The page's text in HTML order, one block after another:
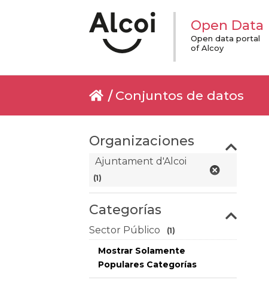
Open Data
Open data portal
of Alcoy
Conjuntos de datos
Organizaciones
Ajuntament d'Alcoi
(1)
Categorías
Sector Público (1)
Mostrar Solamente
Populares Categorías